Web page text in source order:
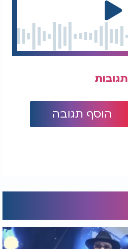
תגובות
הוסף תגובה